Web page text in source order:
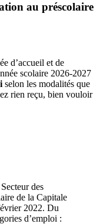
au préscolaire
d’accueil et de
scolaire 2026-2027
selon les modalités que
rien reçu, bien vouloir
des
de la Capitale
2022. Du
d’emploi :